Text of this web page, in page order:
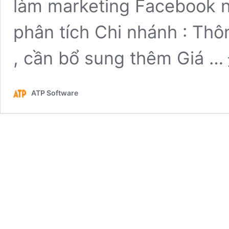
làm marketing Facebook
phân tích Chi nhánh :
, cần bổ sung thêm Giá …
ATP Software